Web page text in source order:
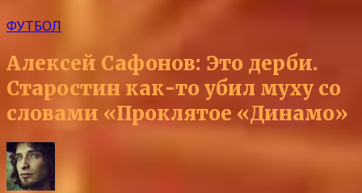
ФУТБОЛ
Алексей Сафонов: Это дерби.
Старостин как-то убил муху со
словами «Проклятое «Динамо»